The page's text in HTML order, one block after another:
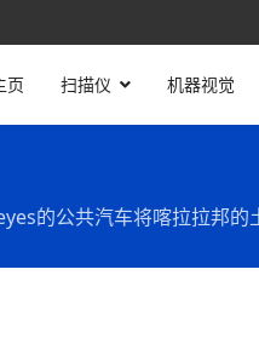
页 扫描仪 机器视觉
的公共汽车将喀拉拉邦的